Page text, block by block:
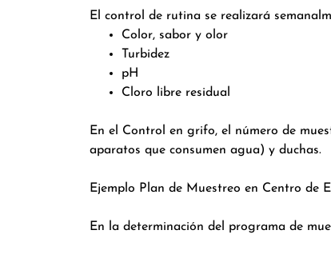
El control de rutina se realizará
Color, sabor y olor
Turbidez
pH
Cloro libre residual
En el Control en grifo, el número de
aparatos que consumen agua) y duchas.
Ejemplo Plan de Muestreo en Centro de
En la determinación del programa de